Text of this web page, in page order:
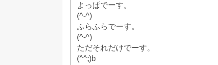
よっぱでーす。
(^-^)
ふらふらでーす。
(^-^)
ただそれだけでーす。
(^^;)b